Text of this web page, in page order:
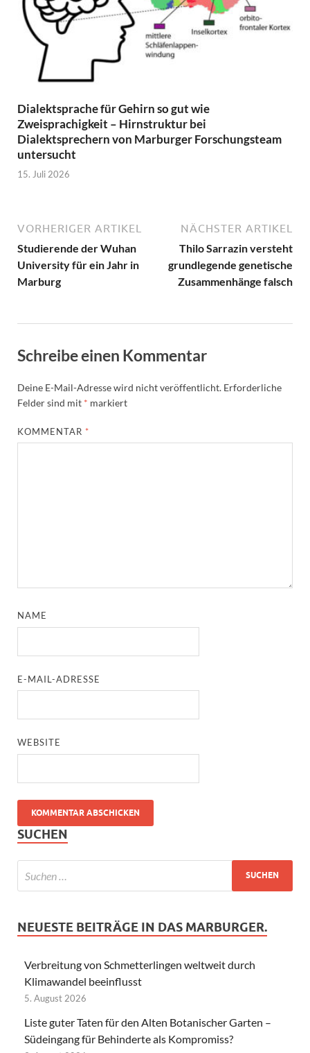
Dialektsprache für Gehirn so gut wie
Zweisprachigkeit – Hirnstruktur bei
Dialektsprechern von Marburger Forschungsteam
untersucht
15. Juli 2026
VORHERIGER ARTIKEL
Studierende der Wuhan
University für ein Jahr in
Marburg
NÄCHSTER ARTIKEL
Thilo Sarrazin versteht
grundlegende genetische
Zusammenhänge falsch
Schreibe einen Kommentar
Deine E-Mail-Adresse wird nicht veröffentlicht. Erforderliche
Felder sind mit * markiert
KOMMENTAR *
NAME
E-MAIL-ADRESSE
WEBSITE
SUCHEN
NEUESTE BEITRÄGE IN DAS MARBURGER.
Verbreitung von Schmetterlingen weltweit durch
Klimawandel beeinflusst
5. August 2026
Liste guter Taten für den Alten Botanischer Garten –
Südeingang für Behinderte als Kompromiss?